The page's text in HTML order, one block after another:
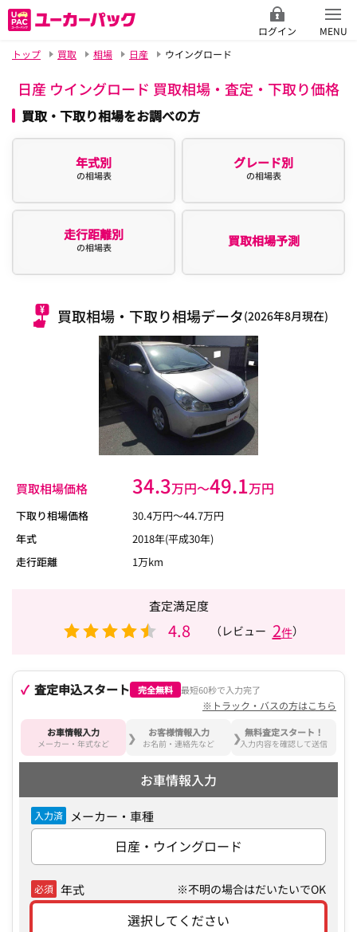
ログイン
MENU
トップ
買取 相場 日産 ウイングロード
日産 ウイングロード 買取相場・査定・下取り価格
買取・下取り相場をお調べの方
年式別
の相場表
グレード別
の相場表
走行距離別
の相場表 買取相場予測
買取相場・下取り相場データ(2026年8月現在)
買取相場価格 34.3万円〜49.1万円
下取り相場価格 30.4万円〜44.7万円
年式
2018年(平成30年)
走行距離
1万km
査定満足度
4.8 （レビュー 2件）
査定申込スタート 完全無料 最短60秒で入力完了
※トラック・バスの方はこちら
お車情報入力
メーカー・年式など
お客様情報入力
お名前・連絡先など
無料査定スタート！
入力内容を確認して送信
お車情報入力
入力済 メーカー・車種
日産・ウイングロード
必須 年式 ※不明の場合はだいたいでOK
選択してください